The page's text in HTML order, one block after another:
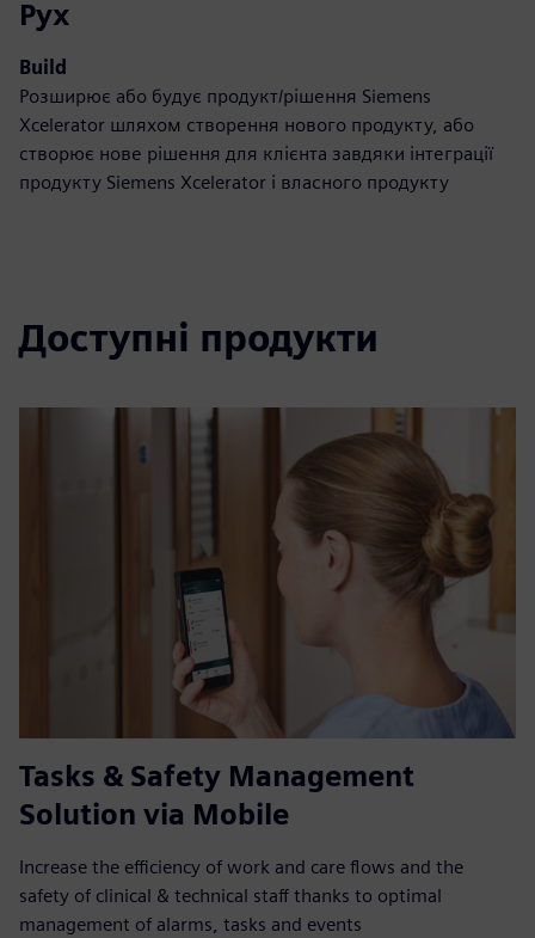
Рух
Build
Розширює або будує продукт/рішення Siemens
Xcelerator шляхом створення нового продукту, або
створює нове рішення для клієнта завдяки інтеграції
продукту Siemens Xcelerator і власного продукту
Доступні продукти
Tasks & Safety Management
Solution via Mobile
Increase the efficiency of work and care flows and the
safety of clinical & technical staff thanks to optimal
management of alarms, tasks and events